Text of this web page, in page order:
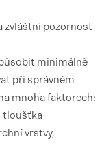
zvláštní pozornost
minimálně
při správném
mnoha faktorech:
tloušťka
vrstvy,